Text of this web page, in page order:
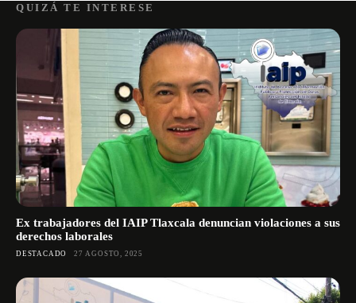
QUIZÁ TE INTERESE
Ex trabajadores del IAIP Tlaxcala denuncian violaciones a sus
derechos laborales
DESTACADO 27 AGOSTO, 2025